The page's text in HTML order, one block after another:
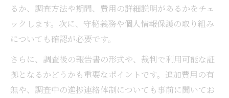
るか、調査方法や期間、費用の詳細説明があるかをチェ
ックします。次に、守秘義務や個人情報保護の取り組み
についても確認が必要です。
さらに、調査後の報告書の形式や、裁判で利用可能な証
拠となるかどうかも重要なポイントです。追加費用の有
無や、調査中の進捗連絡体制についても事前に聞いてお